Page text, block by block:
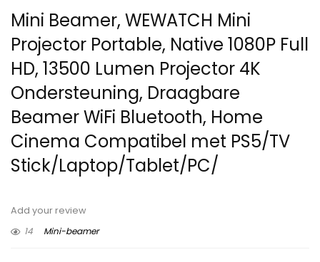
Mini Beamer, WEWATCH Mini
Projector Portable, Native 1080P Full
HD, 13500 Lumen Projector 4K
Ondersteuning, Draagbare
Beamer WiFi Bluetooth, Home
Cinema Compatibel met PS5/TV
Stick/Laptop/Tablet/PC/
Add your review
14
Mini-beamer